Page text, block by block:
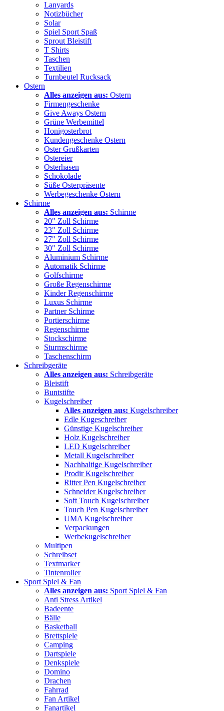
Lanyards
Notizbücher
Solar
Spiel Sport Spaß
Sprout Bleistift
T Shirts
Taschen
Textilien
Turnbeutel Rucksack
Ostern
Alles anzeigen aus: Ostern
Firmengeschenke
Give Aways Ostern
Grüne Werbemittel
Honigosterbrot
Kundengeschenke Ostern
Oster Grußkarten
Ostereier
Osterhasen
Schokolade
Süße Osterpräsente
Werbegeschenke Ostern
Schirme
Alles anzeigen aus: Schirme
20" Zoll Schirme
23" Zoll Schirme
27" Zoll Schirme
30" Zoll Schirme
Aluminium Schirme
Automatik Schirme
Golfschirme
Große Regenschirme
Kinder Regenschirme
Luxus Schirme
Partner Schirme
Portierschirme
Regenschirme
Stockschirme
Sturmschirme
Taschenschirm
Schreibgeräte
Alles anzeigen aus: Schreibgeräte
Bleistift
Buntstifte
Kugelschreiber
Alles anzeigen aus: Kugelschreiber
Edle Kugeschreiber
Günstige Kugelschreiber
Holz Kugelschreiber
LED Kugelschreiber
Metall Kugelschreiber
Nachhaltige Kugelschreiber
Prodir Kugelschreiber
Ritter Pen Kugelschreiber
Schneider Kugelschreiber
Soft Touch Kugelschreiber
Touch Pen Kugelschreiber
UMA Kugelschreiber
Verpackungen
Werbekugelschreiber
Multipen
Schreibset
Textmarker
Tintenroller
Sport Spiel & Fan
Alles anzeigen aus: Sport Spiel & Fan
Anti Stress Artikel
Badeente
Bälle
Basketball
Brettspiele
Camping
Dartspiele
Denkspiele
Domino
Drachen
Fahrrad
Fan Artikel
Fanartikel